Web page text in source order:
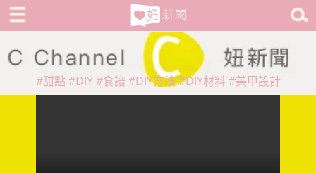
#甜點 #DIY #食譜 #DIY方法#DIY材料 #美甲設計